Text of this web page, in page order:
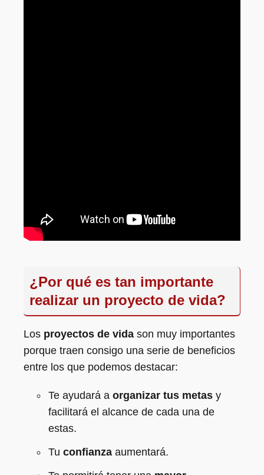
¿Por qué es tan importante
realizar un proyecto de vida?
Los proyectos de vida son muy importantes
porque traen consigo una serie de beneficios
entre los que podemos destacar:
Te ayudará a organizar tus metas y
facilitará el alcance de cada una de
estas.
Tu confianza aumentará.